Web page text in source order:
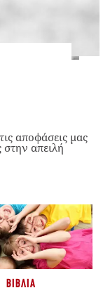
αποφάσεις μας
απειλή
ΒΙΒΛΊΑ